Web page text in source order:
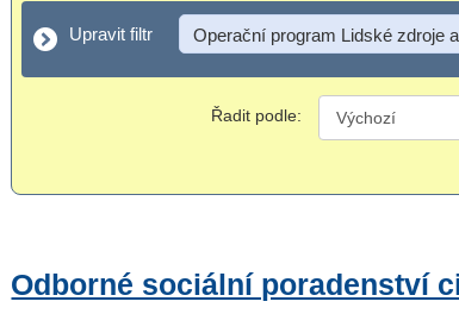
Upravit filtr
Upravit filtr Operační program Lidské zdroje
Řadit podle:
Odborné sociální poradenství